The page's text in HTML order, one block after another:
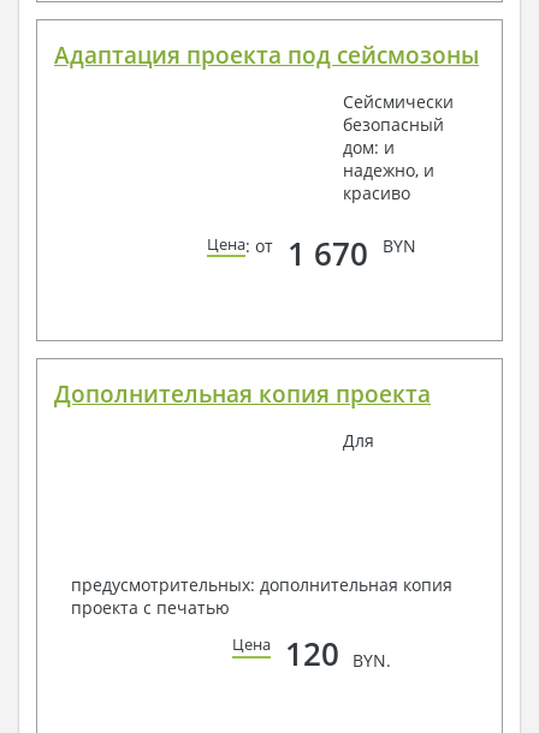
Адаптация проекта под сейсмозоны
Сейсмически
безопасный
дом: и
надежно, и
красиво
Цена: от 1 670 BYN
Дополнительная копия проекта
Для
предусмотрительных: дополнительная копия
проекта с печатью
Цена 120 BYN.